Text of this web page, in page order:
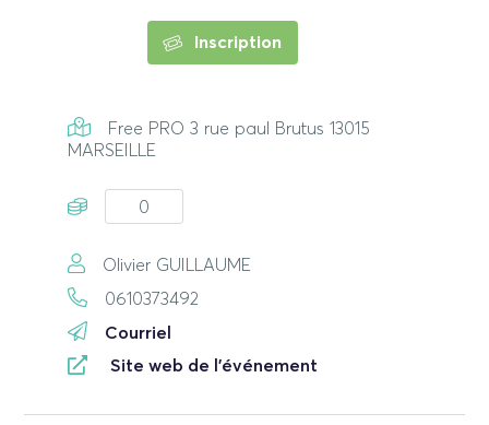
Inscription
Free PRO 3 rue paul Brutus 13015
MARSEILLE
0
Olivier GUILLAUME
0610373492
Courriel
Site web de l'événement